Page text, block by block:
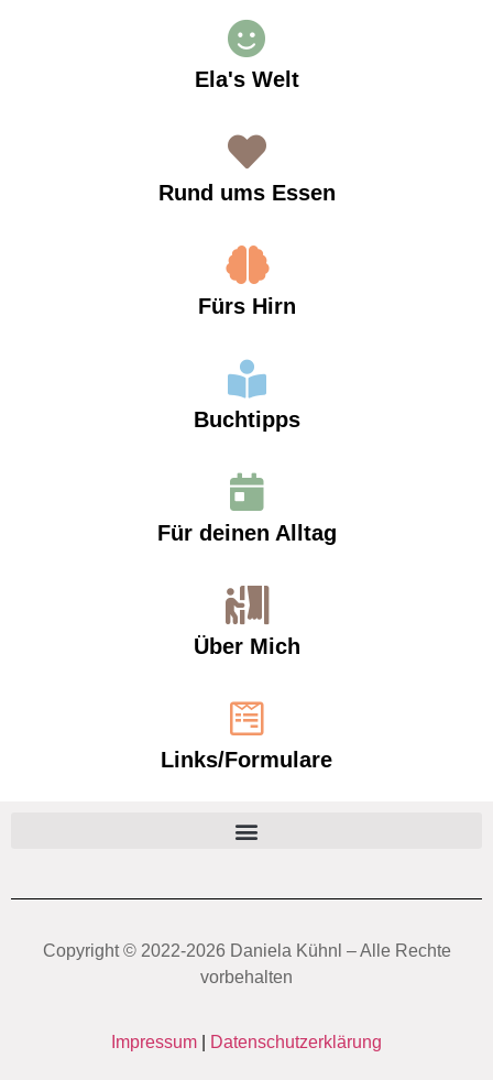
Ela's Welt
Rund ums Essen
Fürs Hirn
Buchtipps
Für deinen Alltag
Über Mich
Links/Formulare
Copyright ©️ 2022-2026 Daniela Kühnl – Alle Rechte
vorbehalten
Impressum Datenschutzerklärung